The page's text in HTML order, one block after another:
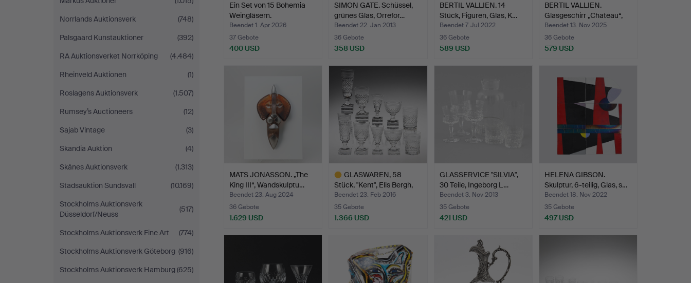
Norrlands Auktionsverk
(748)
Palsgaard Kunstauktioner
(392)
RA Auktionsverket Norrköping
(4.484)
Rheinveld Auktionen
(1)
Roslagens Auktionsverk
(1.507)
Rumsey’s Auctioneers
(12)
Sajab Vintage
(3)
Skandia Auktion
(4)
Skånes Auktionsverk
(1.313)
Stadsauktion Sundsvall
(10.169)
Stockholms Auktionsverk
Düsseldorf/Neuss
(517)
Stockholms Auktionsverk Fine Art
(774)
Stockholms Auktionsverk Göteborg (916)
Stockholms Auktionsverk Hamburg(625)
Ein Set von 15 Bohemia
Weingläsern.
Beendet 1. Apr 2026
37 Gebote
400 USD
SIMON GATE. Schüssel,
grünes Glas, Orrefor…
Beendet 22. Jan 2013
36 Gebote
358 USD
BERTIL VALLIEN. 14
Stück, Figuren, Glas, K…
Beendet 7. Jul 2022
36 Gebote
589 USD
BERTIL VALLIEN.
Glasgeschirr „Chateau“,
36…
Beendet 13. Nov 2025
36 Gebote
579 USD
MATS JONASSON. „The
King III“, Wandskulptu…
Beendet 23. Aug 2024
36 Gebote
1.629 USD
GLASWAREN, 58
Stück, "Kent", Elis Bergh,
K…
Beendet 23. Feb 2016
35 Gebote
1.366 USD
GLASSERVICE "SILVIA",
30 Teile, Ingeborg L…
Beendet 3. Nov 2013
35 Gebote
421 USD
HELENA GIBSON.
Skulptur, 6-teilig, Glas, s…
Beendet 18. Nov 2022
35 Gebote
497 USD